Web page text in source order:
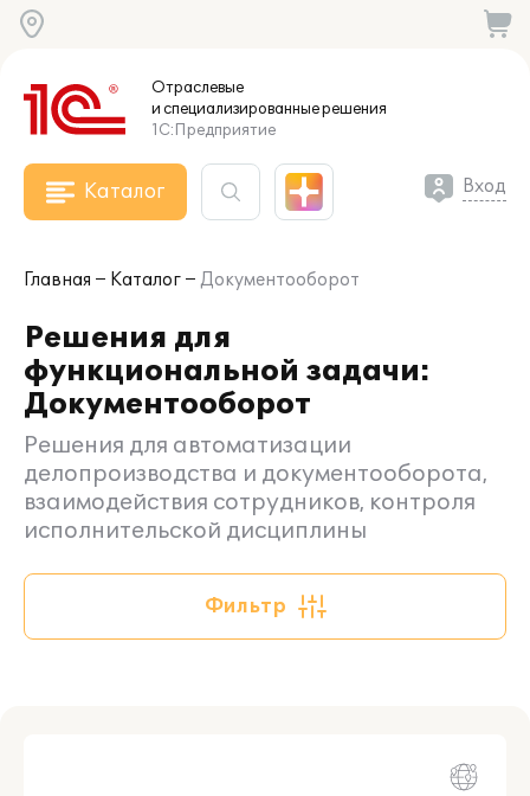
Отраслевые
и специализированныерешения
1С:Предприятие
Каталог Вход
Главная Каталог Документооборот
Решения для
функциональной задачи:
Документооборот
Решения для автоматизации
делопроизводства и документооборота,
взаимодействия сотрудников, контроля
исполнительской дисциплины
Фильтр